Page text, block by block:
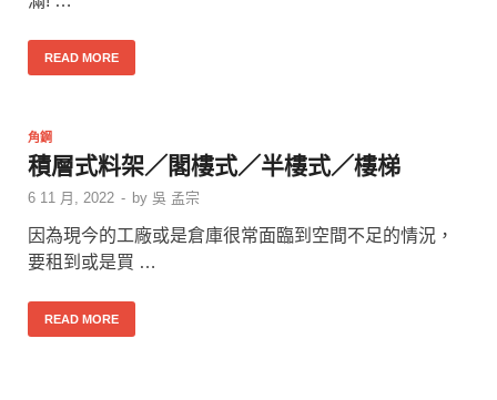
READ MORE
角鋼
積層式料架／閣樓式／半樓式／樓梯
6 11 月, 2022 - by 吳 孟宗
因為現今的工廠或是倉庫很常面臨到空間不足的情況，
要租到或是買 …
READ MORE